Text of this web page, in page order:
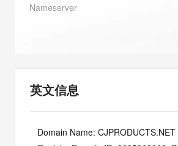
Nameserver
英文信息
   Domain Name: CJPRODUCTS.NET